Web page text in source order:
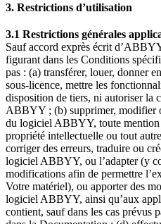
3. Restrictions d’utilisation
3.1 Restrictions générales
Sauf accord exprès écrit
figurant dans les Conditions
pas : (a) transférer, louer, donner
sous-licence, mettre les
disposition de tiers, ni autoriser la
ABBYY ; (b) supprimer, modifier
du logiciel ABBYY, toute
propriété intellectuelle ou tout
corriger des erreurs, traduire ou
logiciel ABBYY, ou l’adapter (y
modifications afin de permettre
Votre matériel), ou apporter des
logiciel ABBYY, ainsi qu’aux
contient, sauf dans les cas